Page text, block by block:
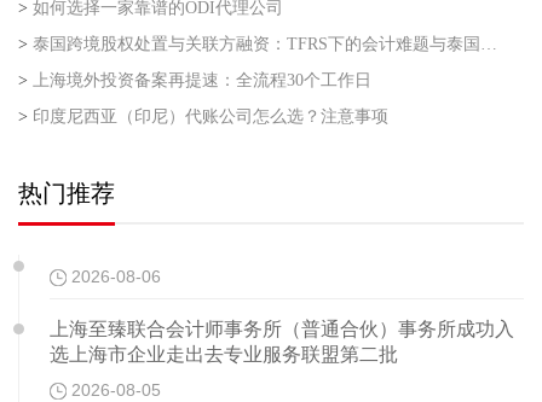
> 如何选择一家靠谱的ODI代理公司
> 泰国跨境股权处置与关联方融资：TFRS下的会计难题与泰国利得税的“资本与收益”之争
> 上海境外投资备案再提速：全流程30个工作日
> 印度尼西亚（印尼）代账公司怎么选？注意事项
热门推荐
2026-08-06
上海至臻联合会计师事务所（普通合伙）事务所成功入
选上海市企业走出去专业服务联盟第二批
2026-08-05